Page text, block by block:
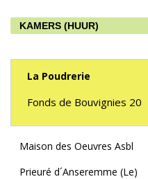
KAMERS (HUUR)
La Poudrerie
Fonds de Bouvignies 20
Maison des Oeuvres Asbl
Prieuré d´Anseremme (Le)